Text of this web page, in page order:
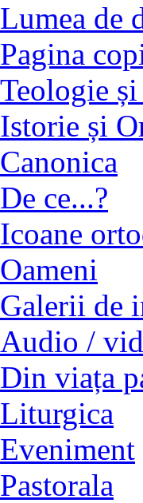
Lumea de
Pagina
Teologie
Istorie și
Canonica
De ce...?
Icoane
Oameni
Galerii de
Audio /
Din viața
Liturgica
Eveniment
Pastorala